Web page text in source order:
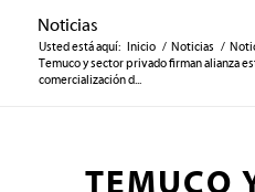
Noticias
Usted está aquí: Inicio / Noticias /
Temuco y sector privado firman alianza
comercialización d...
TEMUCO